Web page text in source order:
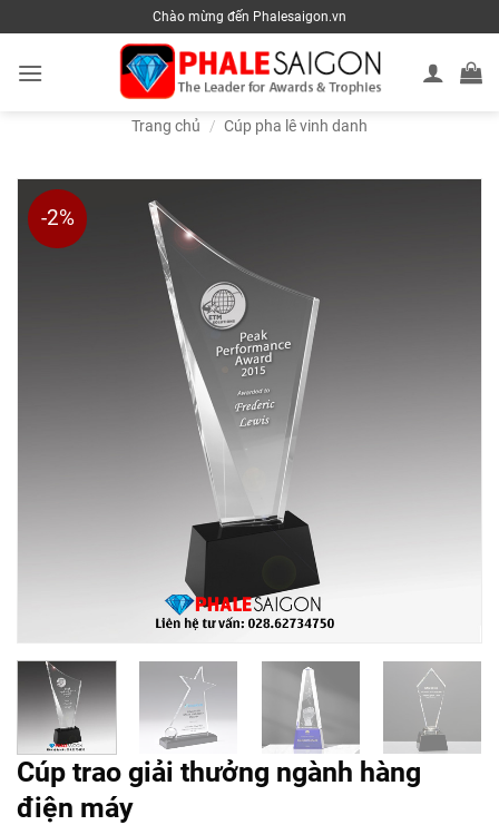
to
content
Chào mừng đến Phalesaigon.vn
Trang chủ / Cúp pha lê vinh danh
-2%
Cúp trao giải thưởng ngành hàng
điện máy